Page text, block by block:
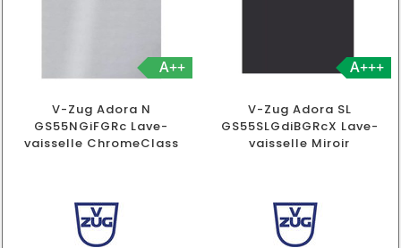
A++
V-Zug Adora N
GS55NGiFGRc Lave-
vaisselle ChromeClass
A+++
V-Zug Adora SL
GS55SLGdiBGRcX Lave-
vaisselle Miroir